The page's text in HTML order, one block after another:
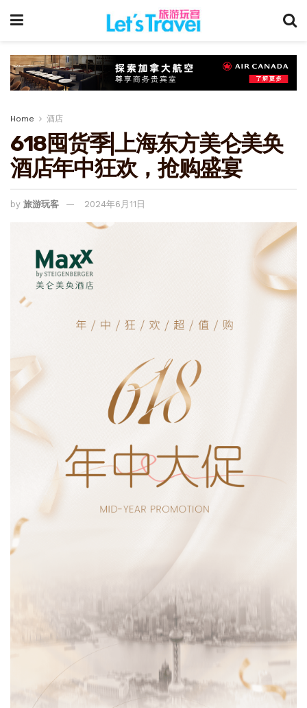
Home 酒店
618囤货季|上海东方美仑美奂
酒店年中狂欢，抢购盛宴
by 旅游玩客 2024年6月11日